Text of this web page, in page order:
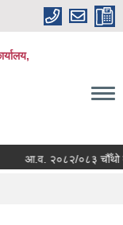
आ.व. २०८२/०८३ चौँथो